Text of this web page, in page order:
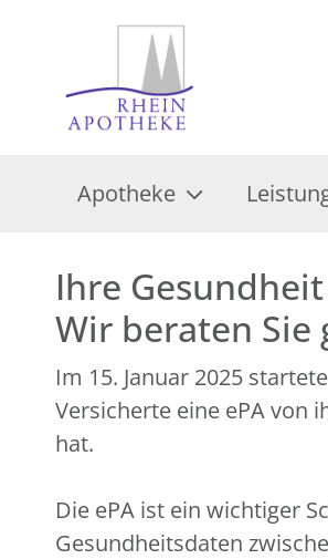
Apotheke
Ihre
Wir beraten
Im 15. Januar 2025
Versicherte eine ePA von
hat.
Die ePA ist ein wichtiger
Gesundheitsdaten